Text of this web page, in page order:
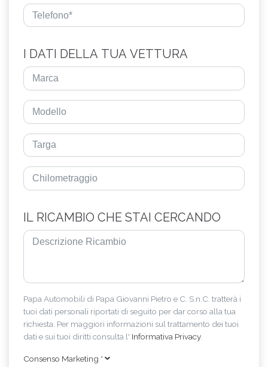
I DATI DELLA TUA VETTURA
IL RICAMBIO CHE STAI CERCANDO
Papa Automobili di Papa Giovanni Pietro e C. S.n.C. tratterà i
tuoi dati personali riportati di seguito per dar corso alla tua
richiesta. Per maggiori informazioni sul trattamento dei tuoi
dati e sui tuoi diritti consulta l' Informativa Privacy
Consenso Marketing *